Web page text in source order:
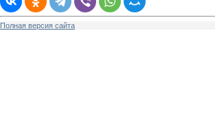
Полная версия сайта